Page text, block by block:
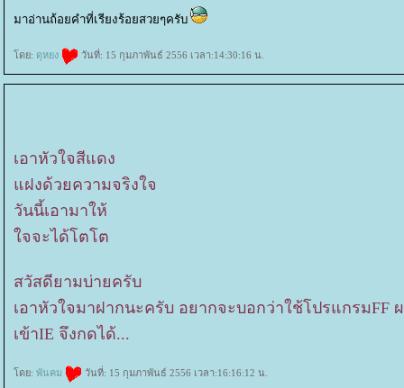
มาอ่านถ้อยคำที่เรียงร้อยสวยๆครับ
ดย: ดุหยง วันที่: 15 กุมภาพันธ์ 2556 เวลา:14:30:16 น.
เอาหัวใจสีแดง
ฝงด้วยความจริงใจ
วันนี้เอามาให้
จจะได้โตโต
สวัสดียามบ่ายครับ
เอาหัวใจมาฝากนะครับ อยากจะบอกว่าใช้โปรแกรมFF
เข้าIE จึงกดได้...
ดย: พันคม วันที่: 15 กุมภาพันธ์ 2556 เวลา:16:16:12 น.